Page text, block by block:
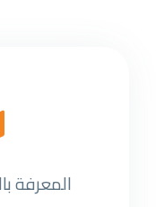
المعرفة